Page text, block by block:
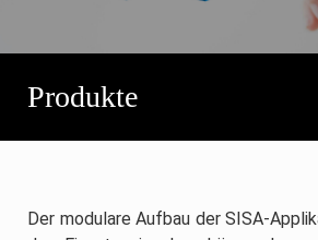
Produkte
Der modulare Aufbau der SISA-